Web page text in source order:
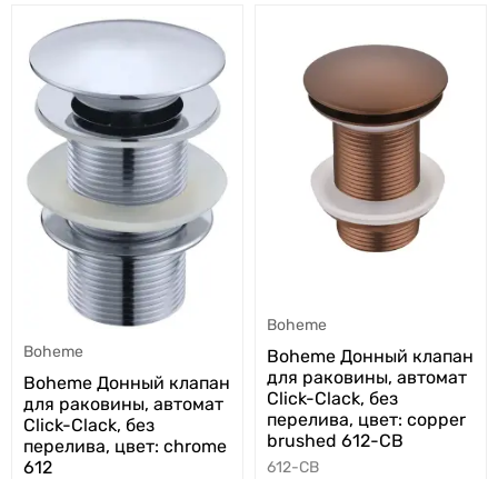
Boheme
Boheme Донный клапан
для раковины, автомат
Click-Clack, без
перелива, цвет: chrome
612
Boheme
Boheme Донный клапан
для раковины, автомат
Click-Clack, без
перелива, цвет: copper
brushed 612-CB
612-CB